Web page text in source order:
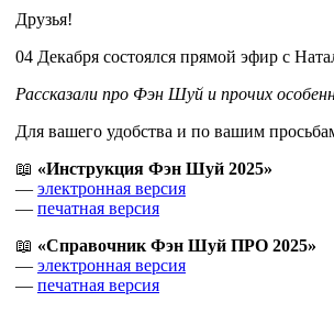
Друзья!
04 Декабря состоялся прямой эфир с
Рассказали про Фэн Шуй и прочих
Для вашего удобства и по вашим
📖 «Инструкция Фэн Шуй 2025»
— электронная версия
— печатная версия
📖 «Справочник Фэн Шуй ПРО 2025»
— электронная версия
— печатная версия